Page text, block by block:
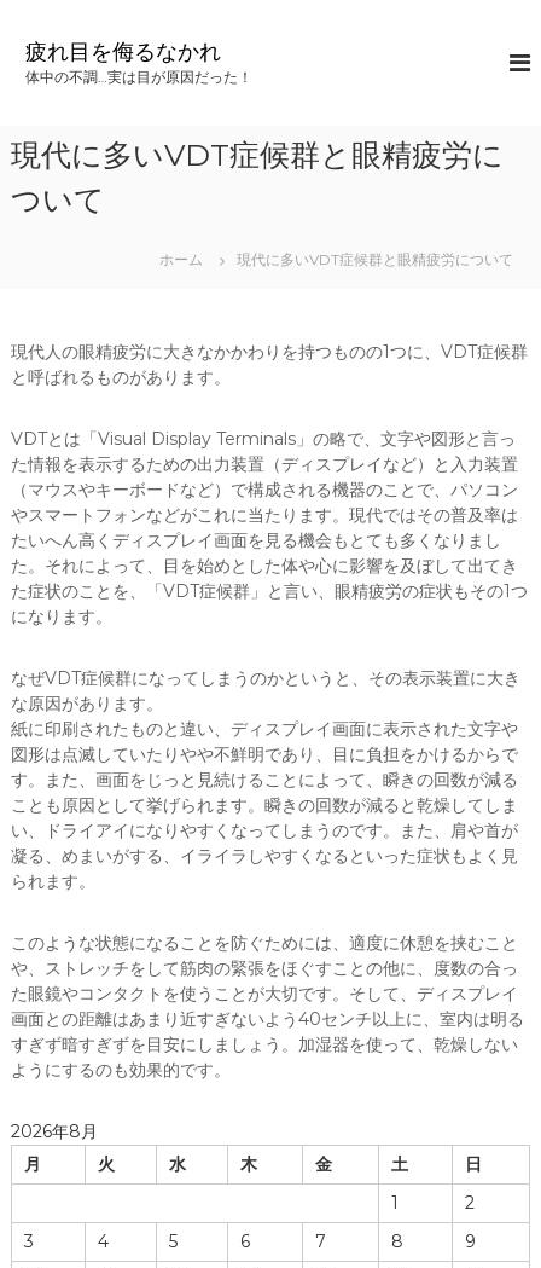
へ
ス
疲れ目を侮るなかれ
体中の不調…実は目が原因だった！
現代に多いVDT症候群と眼精疲労に
ついて
ホーム 現代に多いVDT症候群と眼精疲労について
現代人の眼精疲労に大きなかかわりを持つものの1つに、VDT症候群
と呼ばれるものがあります。
VDTとは「Visual Display Terminals」の略で、文字や図形と言っ
た情報を表示するための出力装置（ディスプレイなど）と入力装置
（マウスやキーボードなど）で構成される機器のことで、パソコン
やスマートフォンなどがこれに当たります。現代ではその普及率は
たいへん高くディスプレイ画面を見る機会もとても多くなりまし
た。それによって、目を始めとした体や心に影響を及ぼして出てき
た症状のことを、「VDT症候群」と言い、眼精疲労の症状もその1つ
になります。
なぜVDT症候群になってしまうのかというと、その表示装置に大き
な原因があります。
紙に印刷されたものと違い、ディスプレイ画面に表示された文字や
図形は点滅していたりやや不鮮明であり、目に負担をかけるからで
す。また、画面をじっと見続けることによって、瞬きの回数が減る
ことも原因として挙げられます。瞬きの回数が減ると乾燥してしま
い、ドライアイになりやすくなってしまうのです。また、肩や首が
凝る、めまいがする、イライラしやすくなるといった症状もよく見
られます。
このような状態になることを防ぐためには、適度に休憩を挟むこと
や、ストレッチをして筋肉の緊張をほぐすことの他に、度数の合っ
た眼鏡やコンタクトを使うことが大切です。そして、ディスプレイ
画面との距離はあまり近すぎないよう40センチ以上に、室内は明る
すぎず暗すぎずを目安にしましょう。加湿器を使って、乾燥しない
ようにするのも効果的です。
2026年8月
月
火 水 木 金 土
日
1
2
3
4 5 6 7 8
9